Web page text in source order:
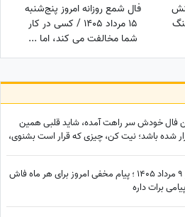
فال شمع روزانه امروز پنج‌شنبه
15 مرداد 1405 / کسی در کار
شما مخالفت می کند، اما ...
فال خودش سر راهت آمده، شاید قلبی همین
شده باشد؛ نیت کن، چیزی که قرار است بشنوی،
گردونه شانس امروز 9 مرداد 1405 ؛ پیام مخفی امروز برای هر ماه فاش
برات داره